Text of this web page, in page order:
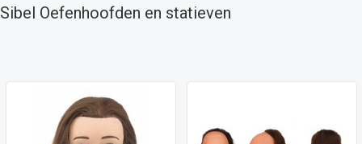
Sibel Oefenhoofden en statieven